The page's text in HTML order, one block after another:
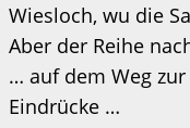
Wiesloch, wu die
Aber der Reihe
… auf dem Weg
Eindrücke …